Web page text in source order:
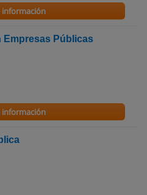
información
Empresas Públicas
información